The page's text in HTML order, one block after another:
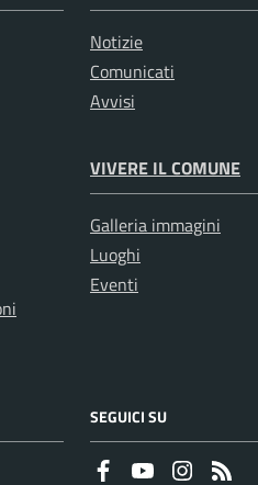
Notizie
Comunicati
Avvisi
VIVERE IL COMUNE
Galleria immagini
Luoghi
Eventi
SEGUICI SU
FaceboookYoutubeInstagram